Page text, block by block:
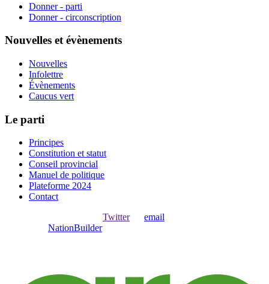
Donner - parti
Donner - circonscription
Nouvelles et évènements
Nouvelles
Infolettre
Évènements
Caucus vert
Le parti
Principes
Constitution et statut
Conseil provincial
Manuel de politique
Plateforme 2024
Contact
Twitterou email
NationBuilder